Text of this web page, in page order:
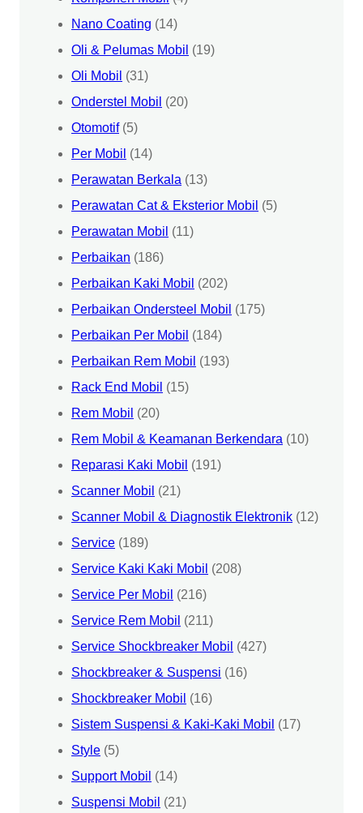
Nano Coating (14)
Oli & Pelumas Mobil (19)
Oli Mobil (31)
Onderstel Mobil (20)
Otomotif(5)
Per Mobil (14)
Perawatan Berkala (13)
Perawatan Cat & Eksterior Mobil (5)
Perawatan Mobil (11)
Perbaikan (186)
Perbaikan Kaki Mobil (202)
Perbaikan Ondersteel Mobil (175)
Perbaikan Per Mobil (184)
Perbaikan Rem Mobil (193)
Rack End Mobil (15)
Rem Mobil (20)
Rem Mobil & Keamanan Berkendara (10)
Reparasi Kaki Mobil (191)
Scanner Mobil (21)
Scanner Mobil & Diagnostik Elektronik (12)
Service (189)
Service Kaki Kaki Mobil (208)
Service Per Mobil (216)
Service Rem Mobil (211)
Service Shockbreaker Mobil (427)
Shockbreaker & Suspensi (16)
Shockbreaker Mobil (16)
Sistem Suspensi & Kaki-Kaki Mobil (17)
Style (5)
Support Mobil (14)
Suspensi Mobil (21)